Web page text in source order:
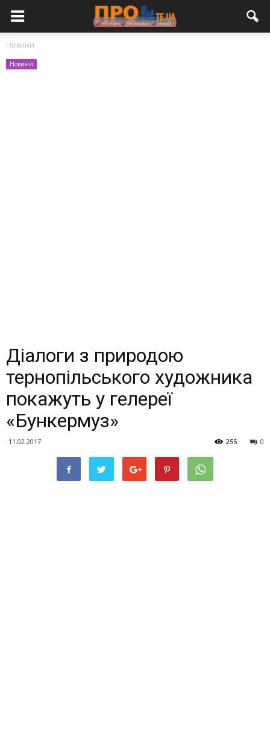
Новини
Новини
Діалоги з природою
тернопільського художника
покажуть у гелереї
«Бункермуз»
11.02.2017 0
255